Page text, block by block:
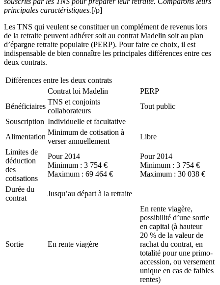
principales caractéristiques.[/p]
Les TNS qui veulent se constituer un complément de revenus lors
de la retraite peuvent adhérer soit au contrat Madelin soit au plan
d’épargne retraite populaire (PERP). Pour faire ce choix, il est
indispensable de bien connaître les principales différences entre ces
deux contrats.
Différences entre les deux contrats
Contrat loi Madelin
PERP
Bénéficiaires
TNS et conjoints
collaborateurs
Tout public
Souscription Individuelle et facultative
Alimentation
Minimum de cotisation à
verser annuellement
Libre
Limites de
déduction
des
cotisations
Pour 2014
Minimum : 3 754 €
Maximum : 69 464 €
Pour 2014
Minimum : 3 754 €
Maximum : 30 038 €
Durée du
contrat
Jusqu’au départ à la retraite
Sortie En rente viagère
En rente viagère,
possibilité d’une sortie
en capital (à hauteur
20 % de la valeur de
rachat du contrat, en
totalité pour une primo-
accession, ou versement
unique en cas de faibles
rentes)